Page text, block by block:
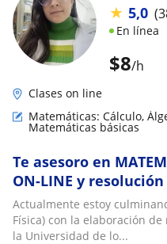
$8/h
★ 5,0
En línea
Clases on line
Matemáticas: Cálculo,
Matemáticas básicas
Te asesoro en
ON-LINE y
Actualmente estoy
Física) con la elaboración
la Universidad de lo...